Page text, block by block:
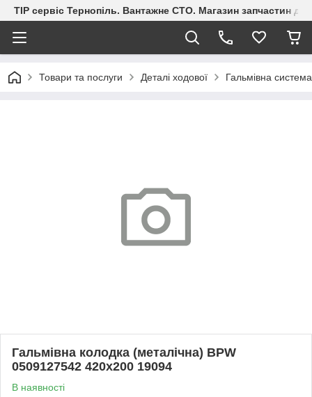
ТІР сервіс Тернопіль. Вантажне СТО. Магазин запчастин
Товари та послуги Деталі ходової Гальмівна система
Гальмівна колодка (металічна) BPW
0509127542 420x200 19094
В наявності